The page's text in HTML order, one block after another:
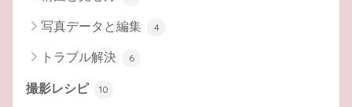
写真データと編集 4
トラブル解決 6
撮影レシピ 10